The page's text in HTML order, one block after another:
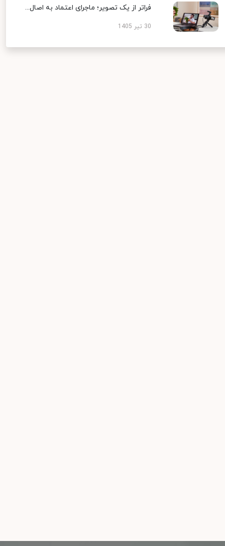
فراتر از یک تصویر؛ ماجرای اعتماد به اصال...
30 تیر 1405